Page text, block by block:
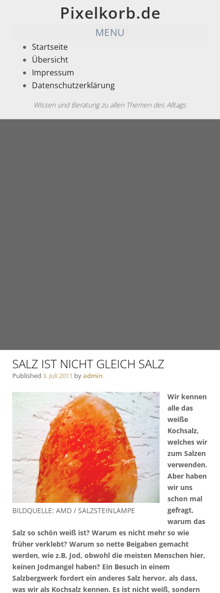
Pixelkorb.de
MENU
Startseite
Übersicht
Impressum
Datenschutzerklärung
Wissen und Beratung zu allen Themen des Alltags
SALZ IST NICHT GLEICH SALZ
Published 3. Juli 2011 byadmin
BILDQUELLE: AMD / SALZSTEINLAMPE
Wir kennen
alle das
weiße
Kochsalz,
welches wir
zum Salzen
verwenden.
Aber haben
wir uns
schon mal
gefragt,
warum das
Salz so schön weiß ist? Warum es nicht mehr so wie
früher verklebt? Warum so nette Beigaben gemacht
werden, wie z.B. Jod, obwohl die meisten Menschen hier,
keinen Jodmangel haben? Ein Besuch in einem
Salzbergwerk fordert ein anderes Salz hervor, als dass,
was wir als Kochsalz kennen. Es ist nicht weiß, sondern